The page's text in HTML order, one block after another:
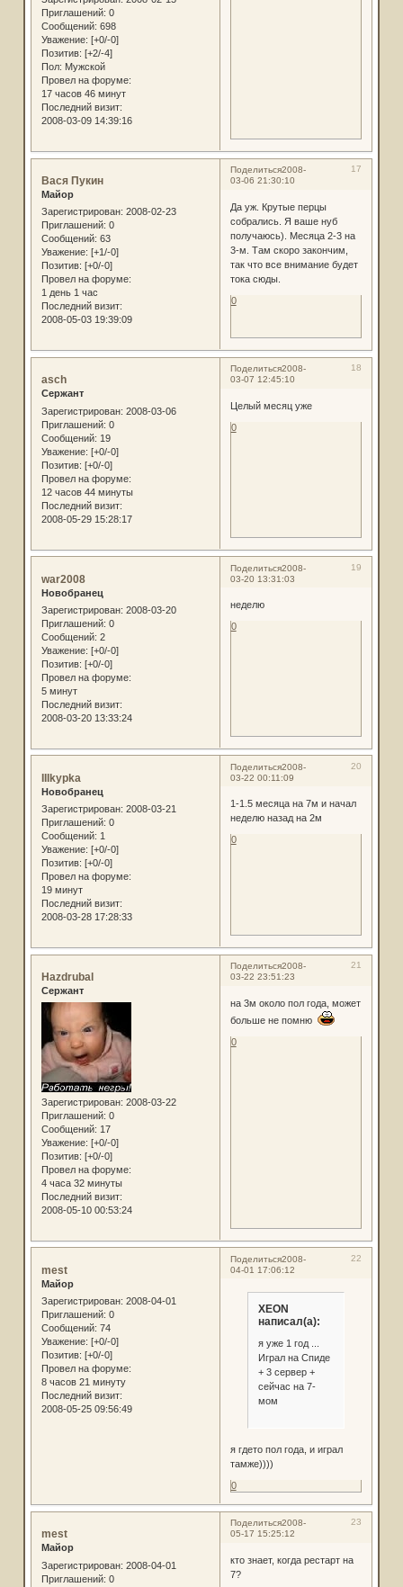
Приглашений: 0
Сообщений: 698
Уважение: [+0/-0]
Позитив: [+2/-4]
Пол: Мужской
Провел на форуме:
17 часов 46 минут
Последний визит:
2008-03-09 14:39:16
Поделиться 17
2008-
03-06 21:30:10
Вася Пукин
Майор
Зарегистрирован: 2008-02-23
Приглашений: 0
Сообщений: 63
Уважение: [+1/-0]
Позитив: [+0/-0]
Провел на форуме:
1 день 1 час
Последний визит:
2008-05-03 19:39:09
Да уж. Крутые перцы
собрались. Я ваше нуб
получаюсь). Месяца 2-3 на
3-м. Там скоро закончим,
так что все внимание будет
тока сюды.
0
Поделиться 18
2008-
03-07 12:45:10
asch
Сержант
Зарегистрирован: 2008-03-06
Приглашений: 0
Сообщений: 19
Уважение: [+0/-0]
Позитив: [+0/-0]
Провел на форуме:
12 часов 44 минуты
Последний визит:
2008-05-29 15:28:17
Целый месяц уже
0
Поделиться 19
2008-
03-20 13:31:03
war2008
Новобранец
Зарегистрирован: 2008-03-20
Приглашений: 0
Сообщений: 2
Уважение: [+0/-0]
Позитив: [+0/-0]
Провел на форуме:
5 минут
Последний визит:
2008-03-20 13:33:24
неделю
0
Поделиться 20
2008-
03-22 00:11:09
IIIkypka
Новобранец
Зарегистрирован: 2008-03-21
Приглашений: 0
Сообщений: 1
Уважение: [+0/-0]
Позитив: [+0/-0]
Провел на форуме:
19 минут
Последний визит:
2008-03-28 17:28:33
1-1.5 месяца на 7м и начал
неделю назад на 2м
0
Поделиться 21
2008-
03-22 23:51:23
Hazdrubal
Сержант
Зарегистрирован: 2008-03-22
Приглашений: 0
Сообщений: 17
Уважение: [+0/-0]
Позитив: [+0/-0]
Провел на форуме:
4 часа 32 минуты
Последний визит:
2008-05-10 00:53:24
на 3м около пол года, может
больше не помню
0
Поделиться 22
2008-
04-01 17:06:12
mest
Майор
Зарегистрирован: 2008-04-01
Приглашений: 0
Сообщений: 74
Уважение: [+0/-0]
Позитив: [+0/-0]
Провел на форуме:
8 часов 21 минуту
Последний визит:
2008-05-25 09:56:49
XEON
написал(а):
я уже 1 год ...
Играл на Спиде
+ 3 сервер +
сейчас на 7-
мом
я гдето пол года, и играл
тамже))))
0
Поделиться 23
2008-
05-17 15:25:12
mest
Майор
Зарегистрирован: 2008-04-01
Приглашений: 0
кто знает, когда рестарт на
7?